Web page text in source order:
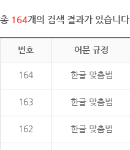
총 164개의 검색 결과가 있습니다.
번호 어문 규정
164 한글 맞춤법
163 한글 맞춤법
162 한글 맞춤법